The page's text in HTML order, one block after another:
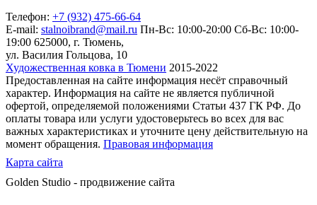
Телефон: +7 (932) 475-66-64
E-mail: stalnoibrand@mail.ru Пн-Вс: 10:00-20:00 Сб-Вс: 10:00-
19:00 625000, г. Тюмень,
ул. Василия Гольцова, 10
Художественная ковка в Тюмени 2015-2022
Предоставленная на сайте информация несёт справочный
характер. Информация на сайте не является публичной
офертой, определяемой положениями Статьи 437 ГК РФ. До
оплаты товара или услуги удостоверьтесь во всех для вас
важных характеристиках и уточните цену действительную на
момент обращения. Правовая информация
Карта сайта
Golden Studio - продвижение сайта